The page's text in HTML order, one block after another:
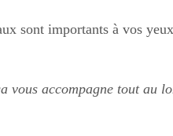
sont importants à vos
vous accompagne tout au